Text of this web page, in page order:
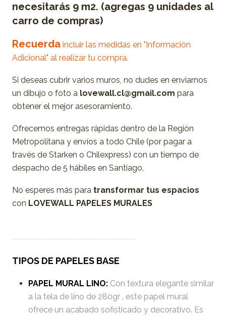
necesitarás 9 m2. (agregas 9 unidades al
carro de compras)
Recuerda incluir las medidas en "Información
Adicional" al realizar tu compra.
Si deseas cubrir varios muros, no dudes en enviarnos
un dibujo o foto a lovewall.cl@gmail.com para
obtener el mejor asesoramiento.
Ofrecemos entregas rápidas dentro de la Región
Metropolitana y envíos a todo Chile (por pagar a
través de Starken o Chilexpress) con un tiempo de
despacho de 5 hábiles en Santiago.
No esperes más para transformar tus espacios
con LOVEWALL PAPELES MURALES
-----------------------------------
TIPOS DE PAPELES BASE
PAPEL MURAL LINO: Con textura elegante similar
a la tela de lino de 280gr , este papel mural
ofrece un acabado sofisticado y decorativo. Es